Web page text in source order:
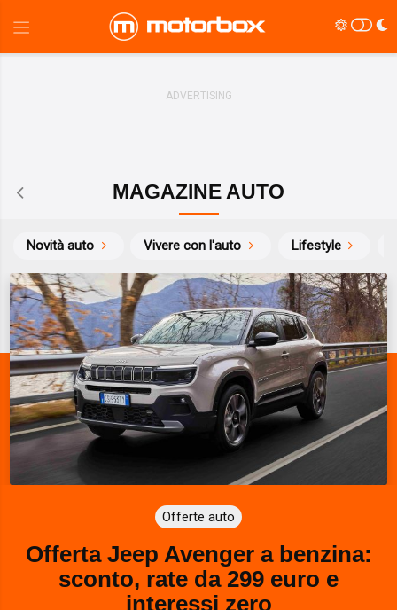
MAGAZINE AUTO
Novità auto Vivere con l'auto Lifestyle
Offerte auto
Offerta Jeep Avenger a benzina:
sconto, rate da 299 euro e
interessi zero